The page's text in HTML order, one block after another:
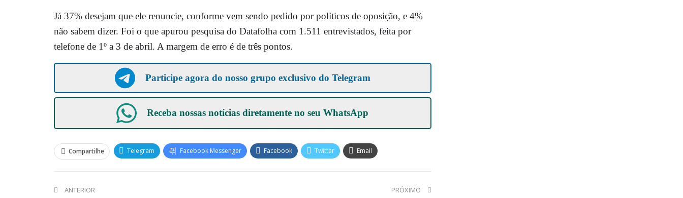
Já 37% desejam que ele renuncie, conforme vem sendo pedido por políticos de oposição, e 4%
não sabem dizer. Foi o que apurou pesquisa do Datafolha com 1.511 entrevistados, feita por
telefone de 1º a 3 de abril. A margem de erro é de três pontos.
Participe agora do nosso grupo exclusivo do Telegram
Receba nossas notícias diretamente no seuWhatsApp
Compartilhe Telegram Facebook Messenger Facebook Twitter Email
ANTERIOR PRÓXIMO